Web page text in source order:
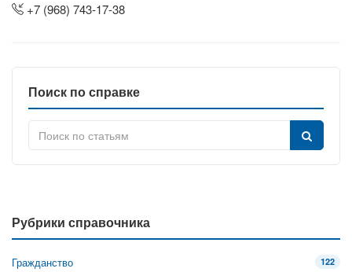
+7 (968) 743-17-38
Поиск по справке
Рубрики справочника
Гражданство 122